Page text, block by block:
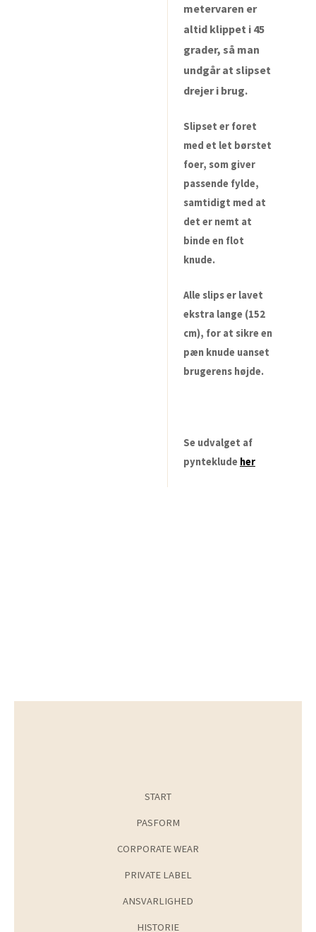
metervaren er
altid klippet i 45
grader, så man
undgår at slipset
drejer i brug.
Slipset er foret
med et let børstet
foer, som giver
passende fylde,
samtidigt med at
det er nemt at
binde en flot
knude.
Alle slips er lavet
ekstra lange (152
cm), for at sikre en
pæn knude uanset
brugerens højde.
Se udvalget af
pynteklude her
START
PASFORM
CORPORATE WEAR
PRIVATE LABEL
ANSVARLIGHED
HISTORIE